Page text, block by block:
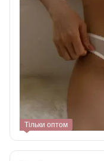
Тільки оптом